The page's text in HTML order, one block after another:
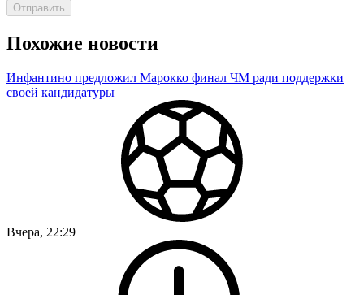
Отправить
Похожие новости
Инфантино предложил Марокко финал ЧМ ради поддержки
своей кандидатуры
Вчера, 22:29